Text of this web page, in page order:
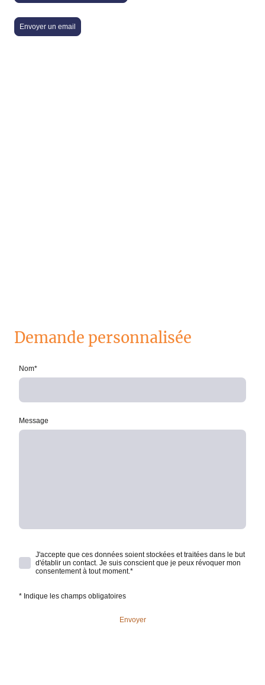
Envoyer un email
Demande personnalisée
Nom*
Message
J'accepte que ces données soient stockées et traitées dans le but
d'établir un contact. Je suis conscient que je peux révoquer mon
consentement à tout moment.*
* Indique les champs obligatoires
Envoyer